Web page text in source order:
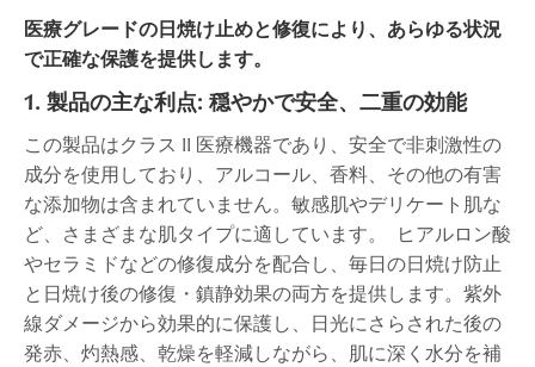
医療グレードの日焼け止めと修復により、あらゆる状況
で正確な保護を提供します。
1. 製品の主な利点: 穏やかで安全、二重の効能
この製品はクラス II 医療機器であり、安全で非刺激性の
成分を使用しており、アルコール、香料、その他の有害
な添加物は含まれていません。敏感肌やデリケート肌な
ど、さまざまな肌タイプに適しています。 ヒアルロン酸
やセラミドなどの修復成分を配合し、毎日の日焼け防止
と日焼け後の修復・鎮静効果の両方を提供します。紫外
線ダメージから効果的に保護し、日光にさらされた後の
発赤、灼熱感、乾燥を軽減しながら、肌に深く水分を補